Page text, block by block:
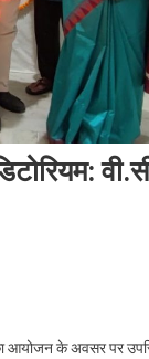
का आयोजन के अवसर पर